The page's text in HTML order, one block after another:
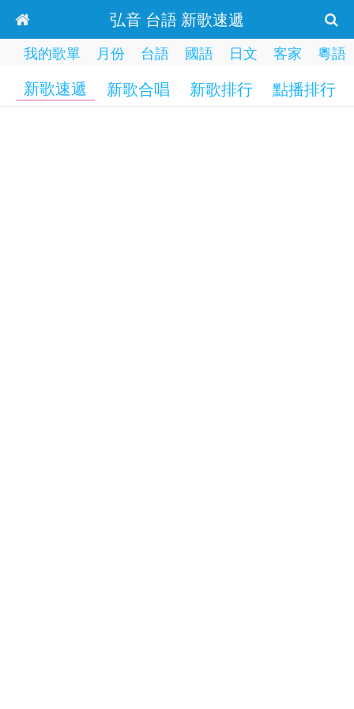
弘音 台語 新歌速遞
我的歌單 月份 台語 國語 日文 客家 粵語
新歌速遞 新歌合唱 新歌排行 點播排行